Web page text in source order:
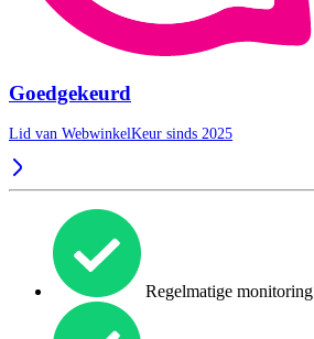
Goedgekeurd
Lid van WebwinkelKeur sinds 2025
Regelmatige monitoring